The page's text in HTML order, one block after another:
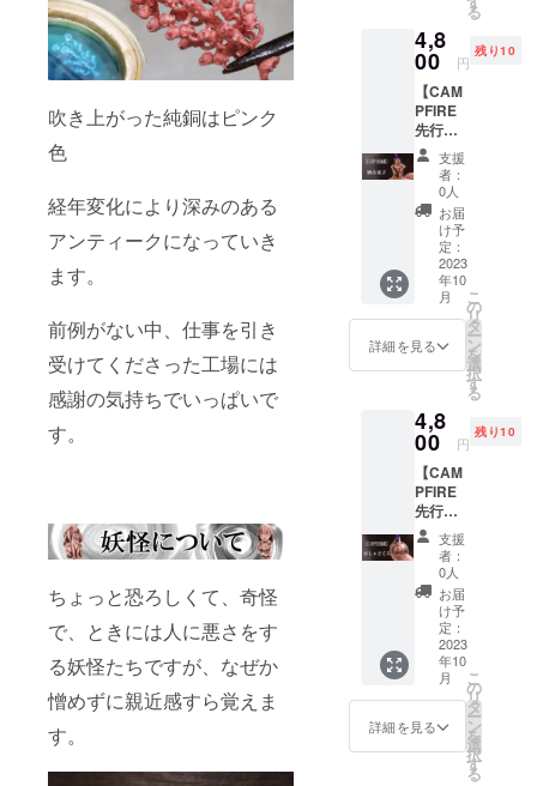
吹き上がった純銅はピンク
色
経年変化により深みのある
アンティークになっていき
ます。
前例がない中、仕事を引き
受けてくださった工場には
感謝の気持ちでいっぱいで
す。
ちょっと恐ろしくて、奇怪
で、ときには人に悪さをす
る妖怪たちですが、なぜか
憎めずに親近感すら覚えま
す。
ラップ
紐：
紫 ※
ポーチ
を添え
てお届
けいた
しま
す。
本体；
純銅
（アン
ティー
ク仕上
げ）※
コート
はして
いませ
んの
で、経
年変化
をして
きま
す。 本
体サイ
ズ：高
ラップ
紐：
紫 ※
ポーチ
を添え
てお届
けいた
しま
す。
る
4,8
00 円
残り10
【CAM
PFIRE
先行販
売】純
銅 酒
吞童子
※税込・
送料込
みの価
格で
す。 一
般販売
価格：
4,800円
（税
込・送
本体；
純銅
（アン
ティー
ク仕上
げ）※
コート
はして
いませ
んの
で、経
年変化
をして
きま
す。 本
体サイ
ズ：高
支援
者：
0人
お届
け予
定：
2023
年10
月
詳細を見る
こ
の
リ
タ
ー
ン
を
選
択
す
る
4,8
00 円
残り10
【CAM
PFIRE
先行販
売】純
銅 が
しゃど
くろ ※
税込・
送料込
みの価
格で
す。 一
般販売
価格：
4,800円
（税
支援
者：
0人
お届
け予
定：
2023
年10
月
詳細を見る
こ
の
リ
タ
ー
ン
を
選
択
す
る